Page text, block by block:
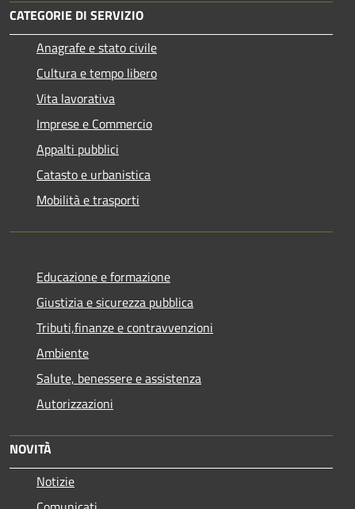
CATEGORIE DI SERVIZIO
Anagrafe e stato civile
Cultura e tempo libero
Vita lavorativa
Imprese e Commercio
Appalti pubblici
Catasto e urbanistica
Mobilità e trasporti
Educazione e formazione
Giustizia e sicurezza pubblica
Tributi,finanze e contravvenzioni
Ambiente
Salute, benessere e assistenza
Autorizzazioni
NOVITÀ
Notizie